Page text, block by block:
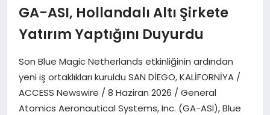
MAGAZIN
YAŞAM
EKONOMI
TEKNOLOJI
GA-ASI, Hollandalı Altı Şirkete
Yatırım Yaptığını Duyurdu
Son Blue Magic Netherlands etkinliğinin ardından
yeni iş ortaklıkları kuruldu SAN DİEGO, KALİFORNİYA /
ACCESS Newswire / 8 Haziran 2026 / General
Atomics Aeronautical Systems, Inc. (GA-ASI), Blue